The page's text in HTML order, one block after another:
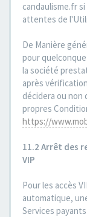
candaulisme.fr
attentes de
De Manière
pour
la société
après
décidera ou non
propres
https://
11.2 Arrêt des
VIP
Pour les accès
automatique,
Services